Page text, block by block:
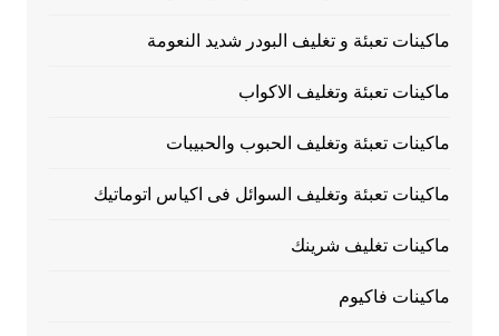
ماكينات تعبئة و تغليف البودر شديد النعومة
ماكينات تعبئة وتغليف الاكواب
ماكينات تعبئة وتغليف الحبوب والحبيبات
ماكينات تعبئة وتغليف السوائل فى اكياس اتوماتيك
ماكينات تغليف شرينك
ماكينات فاكيوم